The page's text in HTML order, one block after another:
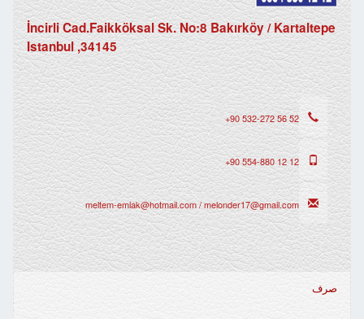
İncirli Cad.Faikköksal Sk. No:8 Bakırköy / Kartaltepe
34145, Istanbul
+90 532-272 56 52
+90 554-880 12 12
meltem-emlak@hotmail.com / melonder17@gmail.com
صرف